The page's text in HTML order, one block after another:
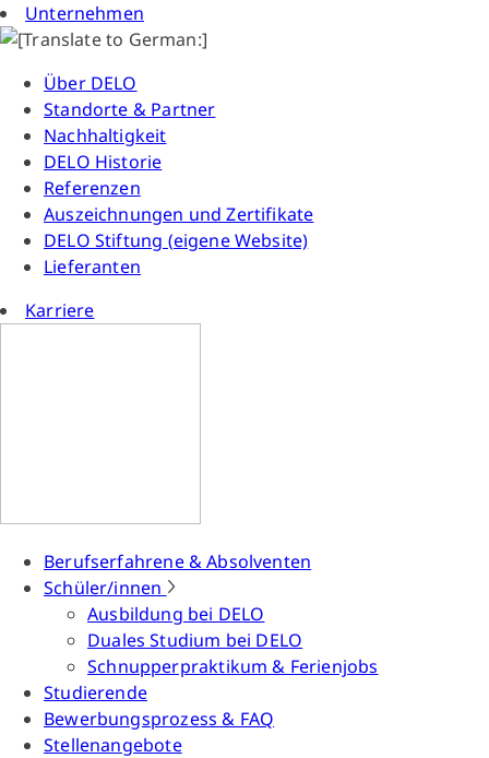
Unternehmen
Über DELO
Standorte & Partner
Nachhaltigkeit
DELO Historie
Referenzen
Auszeichnungen und Zertifikate
DELO Stiftung (eigene Website)
Lieferanten
Karriere
Berufserfahrene & Absolventen
Schüler/innen
Ausbildung bei DELO
Duales Studium bei DELO
Schnupperpraktikum & Ferienjobs
Studierende
Bewerbungsprozess & FAQ
Stellenangebote